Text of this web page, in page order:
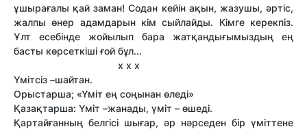
ұшырағалы қай заман! Содан кейін ақын, жазушы, әртіс,
жалпы өнер адамдарын кім сыйлайды. Кімге керекпіз.
Ұлт есебінде жойылып бара жатқандығымыздың ең
басты көрсеткіші ғой бұл...
х х х
Үмітсіз –шайтан.
Орыстарша; «Үміт ең соңынан өледі»
Қазақтарша: Үміт –жанады, үміт – өшеді.
Қартайғанның белгісі шығар, әр нәрседен бір үміттене